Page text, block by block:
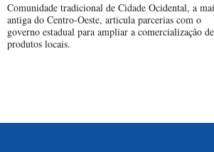
Comunidade tradicional de Cidade Ocidental, a
antiga do Centro-Oeste, articula parcerias com o
governo estadual para ampliar a comercialização de
produtos locais.